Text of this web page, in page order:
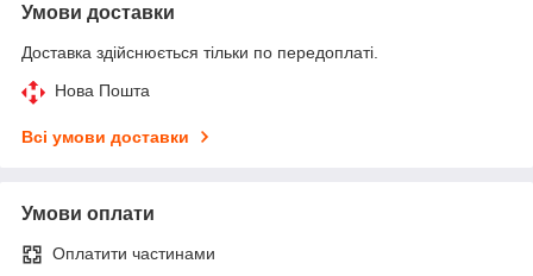
Умови доставки
Доставка здійснюється тільки по передоплаті.
Нова Пошта
Всі умови доставки
Умови оплати
Оплатити частинами